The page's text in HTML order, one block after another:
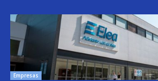
Empresas